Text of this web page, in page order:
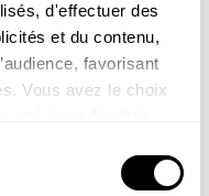
d'effectuer des
et du contenu,
favorisant
Vous avez le choix
relative aux
fait du bien !